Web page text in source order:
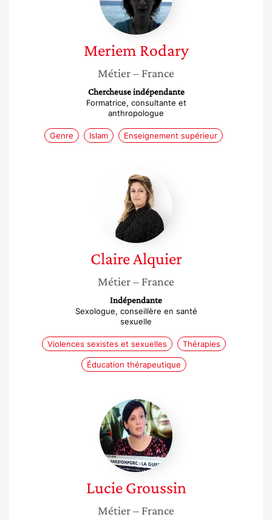
Meriem Rodary
Métier– France
Chercheuse indépendante
Formatrice, consultante et
anthropologue
Genre Islam Enseignement supérieur
Claire
Alquier
ClaireAlquier
Métier– France
Indépendante
Sexologue, conseillère en santé
sexuelle
Violences sexistes et sexuelles Thérapies
Éducation thérapeutique
Lucie
Groussin
Lucie Groussin
Métier– France